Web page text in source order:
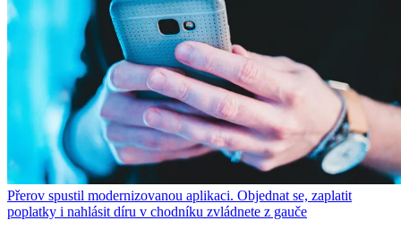
Přerov spustil modernizovanou aplikaci. Objednat se, zaplatit
poplatky i nahlásit díru v chodníku zvládnete z gauče